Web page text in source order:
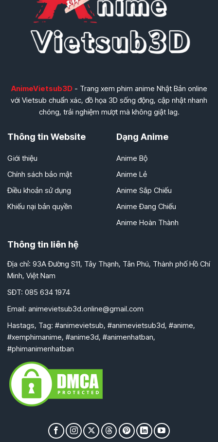
AnimeVietsub3D- Trang xem phim anime Nhật Bản online
với Vietsub chuẩn xác, đồ họa 3D sống động, cập nhật nhanh
chóng, trải nghiệm mượt mà không giật lag.
Thông tin Website
Giới thiệu
Chính sách bảo mật
Điều khoản sử dụng
Khiếu nại bản quyền
Dạng Anime
Anime Bộ
Anime Lẻ
Anime Sắp Chiếu
Anime Đang Chiếu
Anime Hoàn Thành
Thông tin liên hệ
Địa chỉ: 93A Đường S11, Tây Thạnh, Tân Phú, Thành phố Hồ Chí
Minh, Việt Nam
SĐT: 085 634 1974
Email: animevietsub3d.online@gmail.com
Hastags, Tag: #animevietsub, #animevietsub3d, #anime,
#xemphimanime, #anime3d, #animenhatban,
#phimanimenhatban